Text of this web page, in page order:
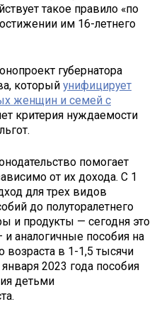
такое правило «по
им 16-летнего
губернатора
который унифицирует
женщин и семей с
критерия нуждаемости
помогает
от их дохода. С 1
для трех видов
до полуторалетнего
и продукты — сегодня это
и аналогичные пособия на
возраста в 1-1,5 тысячи
2023 года пособия
детьми